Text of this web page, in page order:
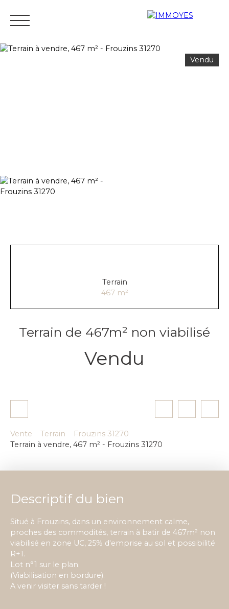
Vendu
Terrain
467 m²
Terrain de 467m² non viabilisé
Vendu
Vente Terrain
Frouzins 31270
Terrain à vendre, 467 m² - Frouzins 31270
Descriptif du bien
Situé à Frouzins, dans un environnement calme,
proches des commodités, terrain à batir de 467m² non
viabilisé en zone UC, 25% d'emprise au sol et possibilité
R+1.
Lot n°1 sur le plan.
(Viabilisation en bordure).
A venir visiter sans tarder !